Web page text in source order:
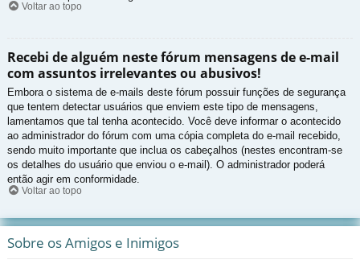
Voltar ao topo
Recebi de alguém neste fórum mensagens de e-mail
com assuntos irrelevantes ou abusivos!
Embora o sistema de e-mails deste fórum possuir funções de segurança
que tentem detectar usuários que enviem este tipo de mensagens,
lamentamos que tal tenha acontecido. Você deve informar o acontecido
ao administrador do fórum com uma cópia completa do e-mail recebido,
sendo muito importante que inclua os cabeçalhos (nestes encontram-se
os detalhes do usuário que enviou o e-mail). O administrador poderá
então agir em conformidade.
Voltar ao topo
Sobre os Amigos e Inimigos